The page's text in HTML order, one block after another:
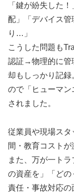
「鍵が紛失した
配」「デバイス
り…」
こうした問題も
認証→物理的に管
却もしっかり記
ので「ヒューマ
されました。
従業員や現場ス
間・教育コストが
また、万が一ト
の資産を」「どの
責任・事故対応の